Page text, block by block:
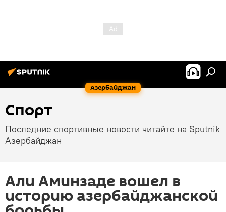
Азербайджан
Спорт
Последние спортивные новости читайте на Sputnik
Азербайджан
Али Аминзаде вошел в
историю азербайджанской